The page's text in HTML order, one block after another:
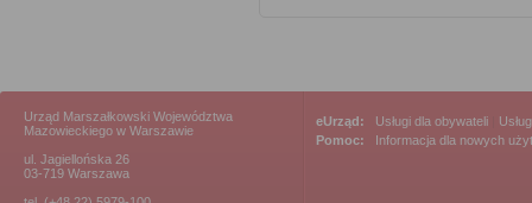
Urząd Marszałkowski Województwa
Mazowieckiego w Warszawie
ul. Jagiellońska 26
03-719 Warszawa
eUrząd: Usługi dla obywateli
Pomoc:
Informacja dla nowych